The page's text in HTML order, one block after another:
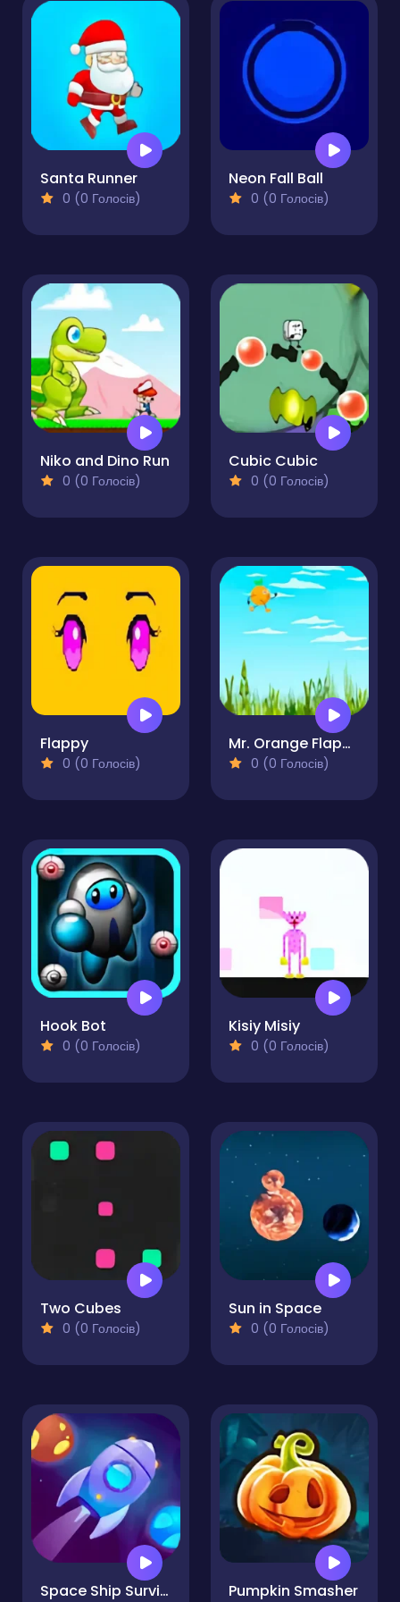
Santa Runner
0 (0 Голосів)
Neon Fall Ball
0 (0 Голосів)
Niko and Dino Run
0 (0 Голосів)
Cubic Cubic
0 (0 Голосів)
Flappy
0 (0 Голосів)
Mr. Orange Flappy Jump
0 (0 Голосів)
Hook Bot
0 (0 Голосів)
Kisiy Misiy
0 (0 Голосів)
Two Cubes
0 (0 Голосів)
Sun in Space
0 (0 Голосів)
Space Ship Survivor Pumpkin Smasher